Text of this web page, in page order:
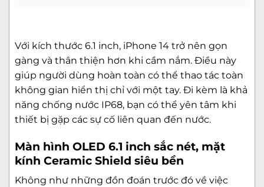
Với kích thước 6.1 inch, iPhone 14 trở nên gọn
gàng và thân thiện hơn khi cầm nắm. Điều này
giúp người dùng hoàn toàn có thể thao tác toàn
không gian hiển thị chỉ với một tay. Đi kèm là khả
năng chống nước IP68, bạn có thể yên tâm khi
thiết bị gặp các sự cố liên quan đến nước.
Màn hình OLED 6.1 inch sắc nét, mặt
kính Ceramic Shield siêu bền
Không như những đồn đoán trước đó về việc